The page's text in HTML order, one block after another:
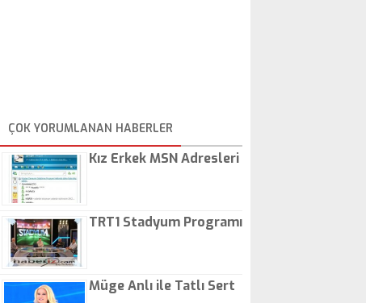
ÇOK YORUMLANAN HABERLER
Kız Erkek MSN Adresleri
TRT1 Stadyum Programı
Müge Anlı ile Tatlı Sert